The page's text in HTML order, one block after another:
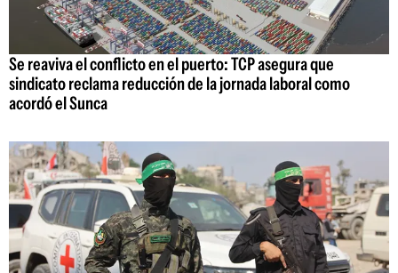
Se reaviva el conflicto en el puerto: TCP asegura que
sindicato reclama reducción de la jornada laboral como
acordó el Sunca